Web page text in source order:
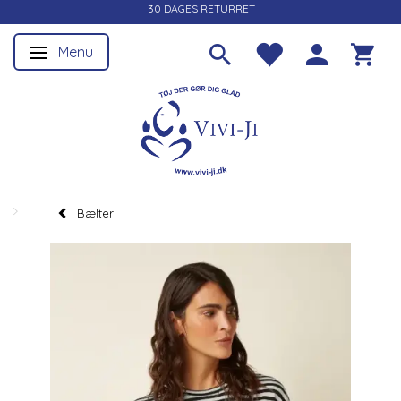
30 DAGES RETURRET
Skifte navigation
Menu
Bælter